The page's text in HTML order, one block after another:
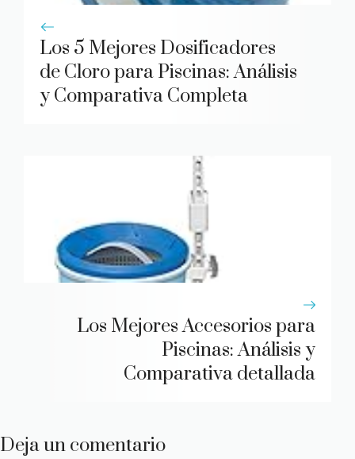
Los 5 Mejores Dosificadores
de Cloro para Piscinas: Análisis
y Comparativa Completa
Los Mejores Accesorios para
Piscinas: Análisis y
Comparativa detallada
Deja un comentario